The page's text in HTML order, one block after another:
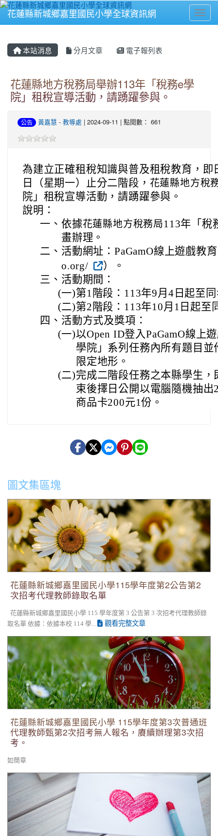
⏸
花蓮縣新城鄉嘉里國民小學全球資訊網
本站消息 分月文章 電子報列表
花蓮縣地方稅務局舉辦113年「稅務e學
院」租稅宣導活動，請踴躍參與。
公告 黃嘉慧 - 教導處 | 2024-09-11 | 點閱數： 661
為建立正確租稅知識與普及租稅教育，即
日（星期一）止分二階段， 花蓮縣地方稅
院」租稅宣導活動，請踴躍參與。
說明：
一、 依據花蓮縣地方稅務局113年「稅
畫辦理。
二、 活動網址：PaGamO線上遊戲教
o.org/
）。
三、 活動期間：
(一)第1階段：113年9月4日起至
(二)第2階段：113年10月1日起至
四、 活動方式及獎項：
(一)以Open ID登入PaGamO線上
學院」系列任務內所有題目
限定地形。
(二)完成二階段任務之本縣學生
束後擇日公開以電腦隨機抽
商品卡200元1份。
圖文集區塊
花蓮縣新城鄉嘉里國民小學115學年度第2公告第2次招考代理教
師錄取名單
花蓮縣新城鄉嘉里國民小學115學年度第2公告第2
次招考代理教師錄取名單
花蓮縣新城鄉嘉里國民小學 115 學年度第 3 公告第 3 次招考代理教師錄
取名單 依據：依據本校 114 學...
觀看完整文章
花蓮縣新城鄉嘉里國民小學 115學年度第3次普通班代理教師甄
第2次招考無人報名，賡續辦理第3次招考。
花蓮縣新城鄉嘉里國民小學 115學年度第3次普通班
代理教師甄第2次招考無人報名，賡續辦理第3次招
考。
如簡章
花蓮縣新城鄉嘉里國民小學 115學年度第3次普通班代理教師甄
第1次招考無人報名，賡續辦理第2次招考。